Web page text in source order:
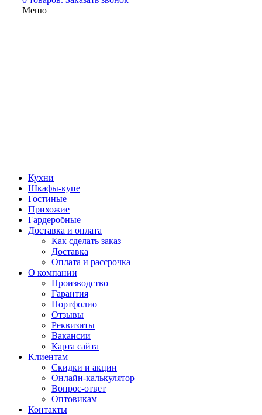
Меню
Кухни
Шкафы-купе
Гостиные
Прихожие
Гардеробные
Доставка и оплата
Как сделать заказ
Доставка
Оплата и рассрочка
О компании
Производство
Гарантия
Портфолио
Отзывы
Реквизиты
Вакансии
Карта сайта
Клиентам
Скидки и акции
Онлайн-калькулятор
Вопрос-ответ
Оптовикам
Контакты